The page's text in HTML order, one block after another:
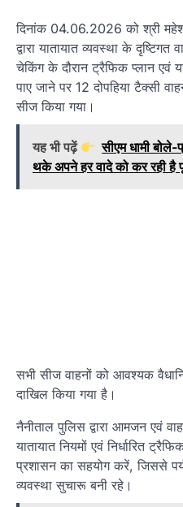
दिनांक 04.06.2026 को श्री महेश
द्वारा यातायात व्यवस्था के
चेकिंग के दौरान ट्रैफिक प्लान एवं
पाए जाने पर 12 दोपहिया टैक्सी
सीज किया गया।
यह भी पढ़ें
सीएम धामी
थके अपने हर वादे को कर रही है
सभी सीज वाहनों को आवश्यक
दाखिल किया गया है।
नैनीताल पुलिस द्वारा आमजन एवं
यातायात नियमों एवं निर्धारित
प्रशासन का सहयोग करें, जिससे
व्यवस्था सुचारू बनी रहे।